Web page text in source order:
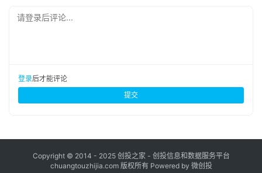
请登录后评论...
登录后才能评论
提交
Copyright © 2014 - 2025 创投之家 - 创投信息和数据服务平台
chuangtouzhijia.com 版权所有 Powered by 微创投